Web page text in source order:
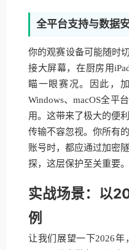
全平台支持与数据
你的观赛设备可能随时
接大屏幕，在厨房用
瞄一眼赛况。因此，
Windows、macOS全平
用。这带来了极大的便
传输不容忽视。你所有
账号时，都应通过加密
探，这层保护至关重要。
实战场景：以
例
让我们展望一下2026年